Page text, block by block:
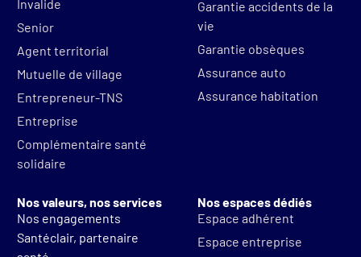
Invalide
Senior
Agent territorial
Mutuelle de village
Entrepreneur-TNS
Entreprise
Complémentaire santé
solidaire
Garantie accidents de la
vie
Garantie obsèques
Assurance auto
Assurance habitation
Nos valeurs, nos services
Nos engagements
Santéclair, partenaire
Nos espaces dédiés
Espace adhérent
Espace entreprise